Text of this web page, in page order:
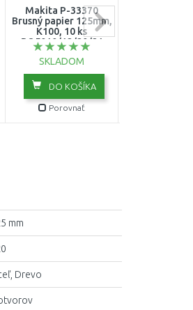
Makita P-33370
Brusný papier 125mm,
K100, 10 ks
BO5010/12/20/21
SKLADOM
DO KOŠÍKA
Porovnať
mm
Drevo